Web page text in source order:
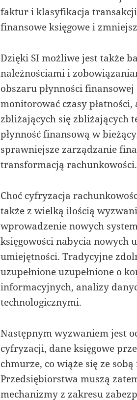
faktur i klasyfikacja
finansowe księgowe i
Dzięki SI możliwe jest także
należnościami i
obszaru płynności
monitorować czasy
zbliżających się zbliżających
płynność finansową w
sprawniejsze zarządzanie
transformacją rachunkowości.
Choć cyfryzacja
także z wielką ilością
wprowadzenie nowych
księgowości nabycia nowych
umiejętności. Tradycyjne
uzupełnione uzupełnione o
informacyjnych, analizy
technologicznymi.
Następnym wyzwaniem jest
cyfryzacji, dane księgowe
chmurze, co wiąże się ze
Przedsiębiorstwa muszą
mechanizmy z zakresu